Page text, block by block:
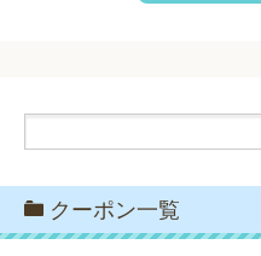
クーポン一覧